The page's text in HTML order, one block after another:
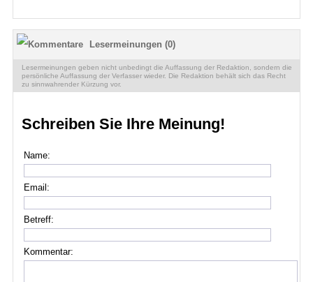
Lesermeinungen (0)
Lesermeinungen geben nicht unbedingt die Auffassung der Redaktion, sondern die
persönliche Auffassung der Verfasser wieder. Die Redaktion behält sich das Recht
zu sinnwahrender Kürzung vor.
Schreiben Sie Ihre Meinung!
Name:
Email:
Betreff:
Kommentar: